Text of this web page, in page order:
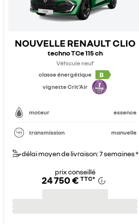
NOUVELLE RENAULT CLIO
techno TCe 115 ch
Véhicule neuf
classe énergétique
B
vignette Crit'Air
moteur essence
transmission manuelle
délai moyen de livraison: 7 semaines *
prix conseillé
24 750 € TTC*